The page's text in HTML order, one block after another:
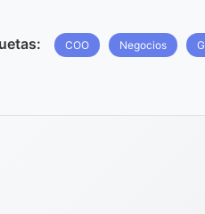
COO Negocios